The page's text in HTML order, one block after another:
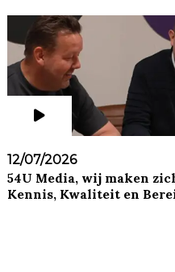
12/07/2026
54U Media, wij maken
Kennis, Kwaliteit en